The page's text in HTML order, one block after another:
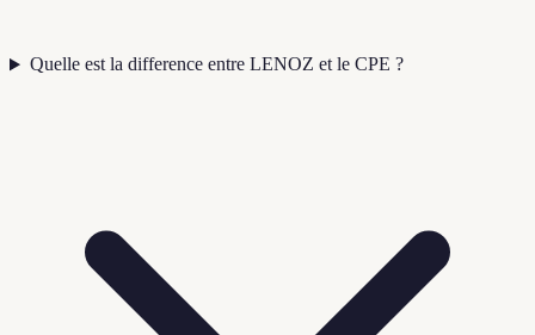
Quelle est la difference entre LENOZ et le CPE ?